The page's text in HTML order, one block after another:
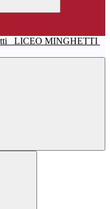
LICEO MINGHETTI